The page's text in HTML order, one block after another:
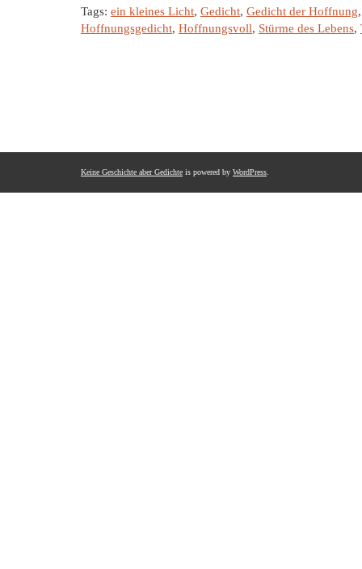
Tags: ein kleines Licht, Gedicht, Gedicht der Hoffnung
Hoffnungsgedicht, Hoffnungsvoll, Stürme des Lebens,
Keine Geschichte aber Gedichte is powered by WordPress